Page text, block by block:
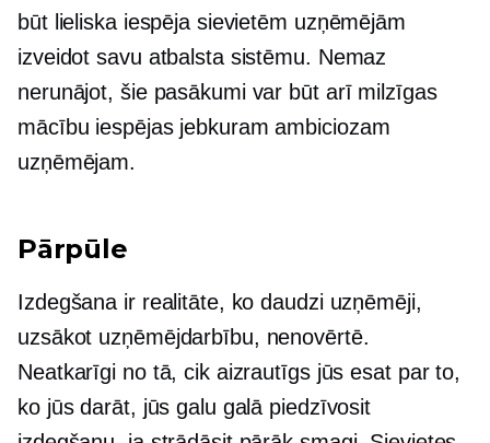
būt lieliska iespēja sievietēm uzņēmējām
izveidot savu atbalsta sistēmu. Nemaz
nerunājot, šie pasākumi var būt arī milzīgas
mācību iespējas jebkuram ambiciozam
uzņēmējam.
Pārpūle
Izdegšana ir realitāte, ko daudzi uzņēmēji,
uzsākot uzņēmējdarbību, nenovērtē.
Neatkarīgi no tā, cik aizrautīgs jūs esat par to,
ko jūs darāt, jūs galu galā piedzīvosit